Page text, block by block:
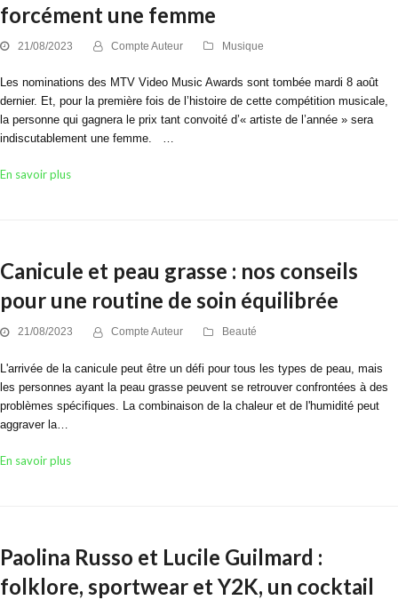
forcément une femme
21/08/2023 Compte Auteur Musique
Les nominations des MTV Video Music Awards sont tombée mardi 8 août
dernier. Et, pour la première fois de l’histoire de cette compétition musicale,
la personne qui gagnera le prix tant convoité d’« artiste de l’année » sera
indiscutablement une femme. …
En savoir plus
Canicule et peau grasse : nos conseils
pour une routine de soin équilibrée
21/08/2023 Compte Auteur Beauté
L'arrivée de la canicule peut être un défi pour tous les types de peau, mais
les personnes ayant la peau grasse peuvent se retrouver confrontées à des
problèmes spécifiques. La combinaison de la chaleur et de l'humidité peut
aggraver la…
En savoir plus
Paolina Russo et Lucile Guilmard :
folklore, sportwear et Y2K, un cocktail